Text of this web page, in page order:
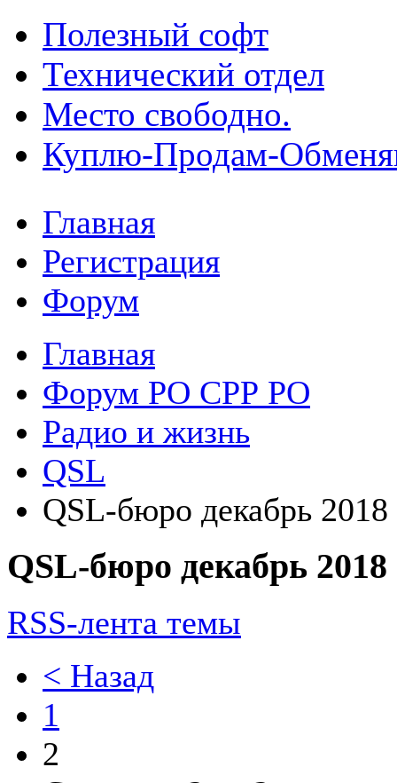
Полезный софт
Технический отдел
Место свободно.
Куплю-Продам-
Главная
Регистрация
Форум
Главная
Форум РО СРР РО
Радио и жизнь
QSL
QSL-бюро декабрь 2018
QSL-бюро декабрь 2018
RSS-лента темы
< Назад
1
2